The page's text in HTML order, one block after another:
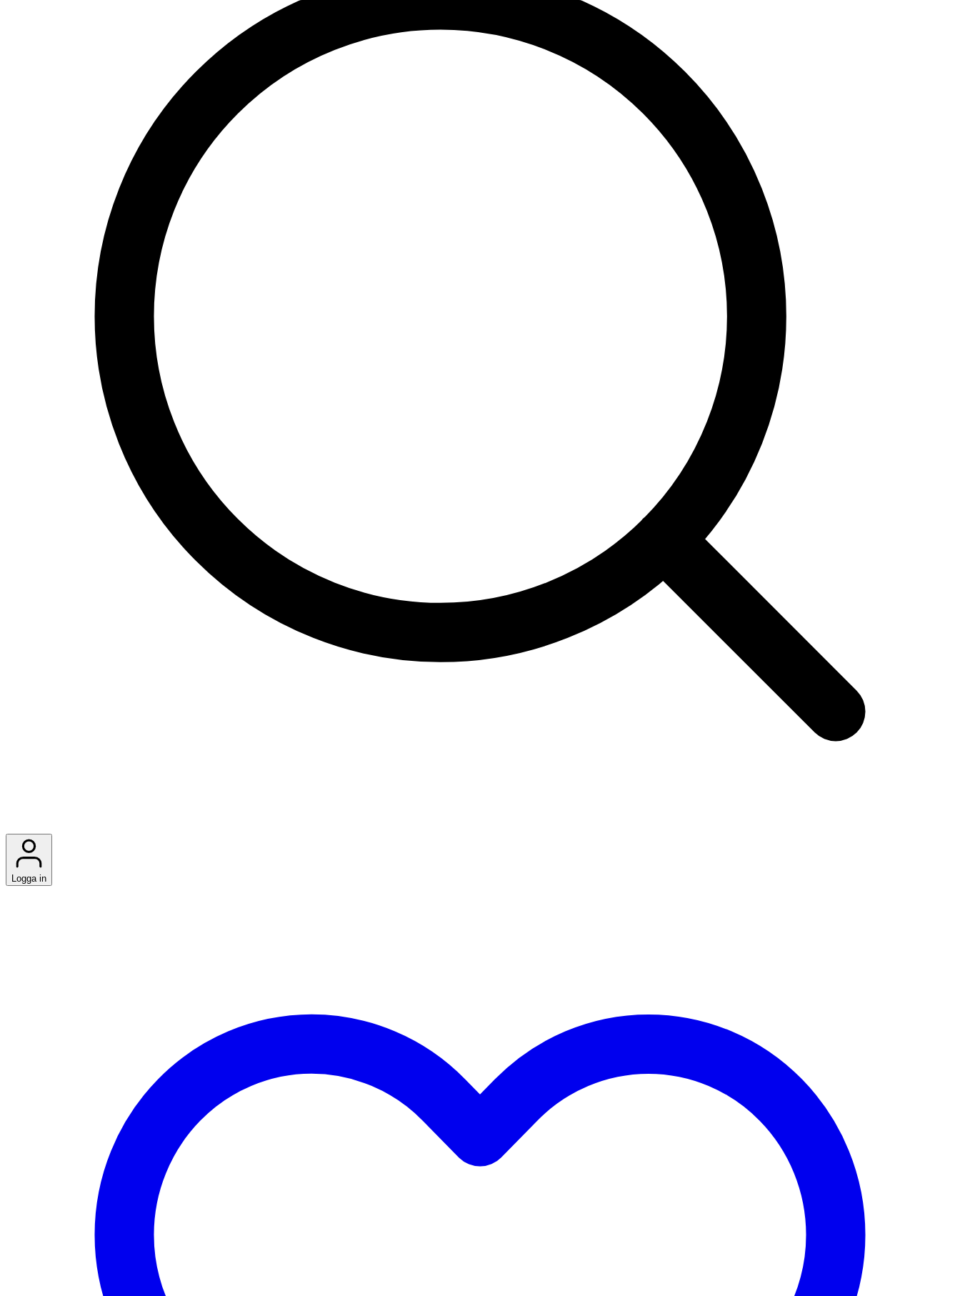
Logga in